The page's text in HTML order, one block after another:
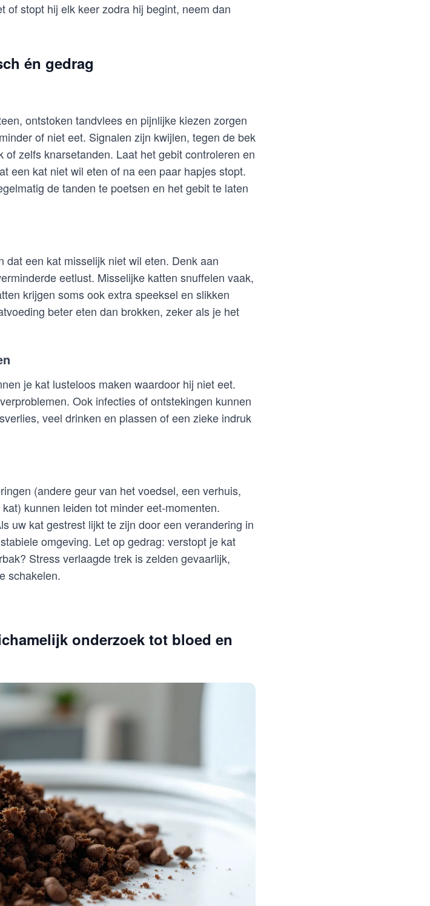
of stopt hij elk keer zodra hij begint, neem dan
én gedrag
ontstoken tandvlees en pijnlijke kiezen zorgen
of niet eet. Signalen zijn kwijlen, tegen de bek
zelfs knarsetanden. Laat het gebit controleren en
een kat niet wil eten of na een paar hapjes stopt.
de tanden te poetsen en het gebit te laten
een kat misselijk niet wil eten. Denk aan
eetlust. Misselijke katten snuffelen vaak,
krijgen soms ook extra speeksel en slikken
beter eten dan brokken, zeker als je het
je kat lusteloos maken waardoor hij niet eet.
Ook infecties of ontstekingen kunnen
veel drinken en plassen of een zieke indruk
(andere geur van het voedsel, een verhuis,
kunnen leiden tot minder eet-momenten.
uw kat gestrest lijkt te zijn door een verandering in
omgeving. Let op gedrag: verstopt je kat
Stress verlaagde trek is zelden gevaarlijk,
schakelen.
onderzoek tot bloed en